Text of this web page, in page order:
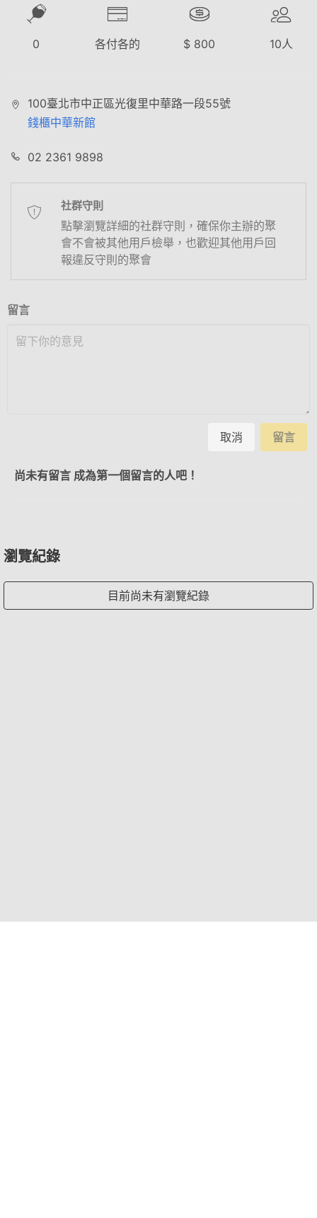
0 各付各的 $ 800 10人
100臺北市中正區光復里中華路一段55號
錢櫃中華新館
02 2361 9898
社群守則
點擊瀏覽詳細的社群守則，確保你主辦的聚
會不會被其他用戶檢舉，也歡迎其他用戶回
報違反守則的聚會
留言
取消 留言
尚未有留言 成為第一個留言的人吧！
瀏覽紀錄
目前尚未有瀏覽紀錄